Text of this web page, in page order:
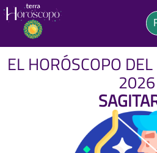
EL HORÓSCOPO
2026